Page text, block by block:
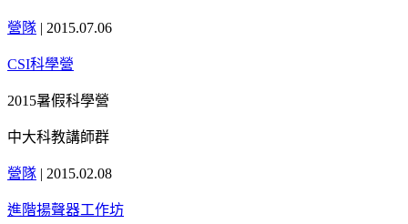
營隊 | 2015.07.06
CSI科學營
2015暑假科學營
中大科教講師群
營隊 | 2015.02.08
進階揚聲器工作坊